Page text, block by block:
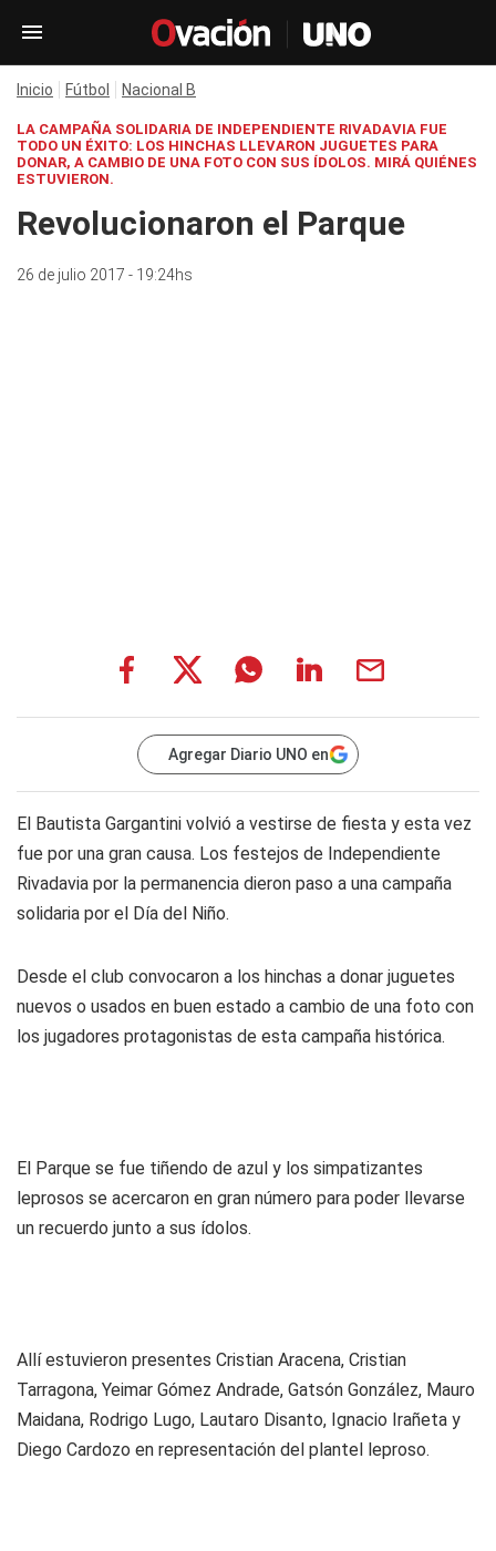
Inicio Fútbol Nacional B
LA CAMPAÑA SOLIDARIA DE INDEPENDIENTE RIVADAVIA FUE
TODO UN ÉXITO: LOS HINCHAS LLEVARON JUGUETES PARA
DONAR, A CAMBIO DE UNA FOTO CON SUS ÍDOLOS. MIRÁ QUIÉNES
ESTUVIERON.
Revolucionaron el Parque
26 de julio 2017 - 19:24hs
Agregar Diario UNO en
El Bautista Gargantini volvió a vestirse de fiesta y esta vez
fue por una gran causa. Los festejos de Independiente
Rivadavia por la permanencia dieron paso a una campaña
solidaria por el Día del Niño.
Desde el club convocaron a los hinchas a donar juguetes
nuevos o usados en buen estado a cambio de una foto con
los jugadores protagonistas de esta campaña histórica.
El Parque se fue tiñendo de azul y los simpatizantes
leprosos se acercaron en gran número para poder llevarse
un recuerdo junto a sus ídolos.
Allí estuvieron presentes Cristian Aracena, Cristian
Tarragona, Yeimar Gómez Andrade, Gatsón González, Mauro
Maidana, Rodrigo Lugo, Lautaro Disanto, Ignacio Irañeta y
Diego Cardozo en representación del plantel leproso.